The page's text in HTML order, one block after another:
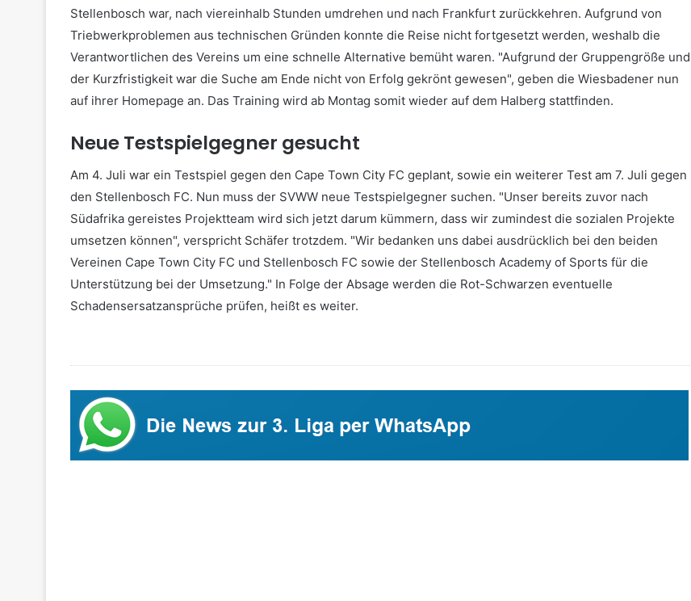
Stellenbosch war, nach viereinhalb Stunden umdrehen und nach Frankfurt zurückkehren. Aufgrund von
Triebwerkproblemen aus technischen Gründen konnte die Reise nicht fortgesetzt werden, weshalb die
Verantwortlichen des Vereins um eine schnelle Alternative bemüht waren. "Aufgrund der Gruppengröße und
der Kurzfristigkeit war die Suche am Ende nicht von Erfolg gekrönt gewesen", geben die Wiesbadener nun
auf ihrer Homepage an. Das Training wird ab Montag somit wieder auf dem Halberg stattfinden.
Neue Testspielgegner gesucht
Am 4. Juli war ein Testspiel gegen den Cape Town City FC geplant, sowie ein weiterer Test am 7. Juli gegen
den Stellenbosch FC. Nun muss der SVWW neue Testspielgegner suchen. "Unser bereits zuvor nach
Südafrika gereistes Projektteam wird sich jetzt darum kümmern, dass wir zumindest die sozialen Projekte
umsetzen können", verspricht Schäfer trotzdem. "Wir bedanken uns dabei ausdrücklich bei den beiden
Vereinen Cape Town City FC und Stellenbosch FC sowie der Stellenbosch Academy of Sports für die
Unterstützung bei der Umsetzung." In Folge der Absage werden die Rot-Schwarzen eventuelle
Schadensersatzansprüche prüfen, heißt es weiter.